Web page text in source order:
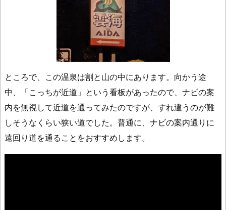
ところで、この温泉は割と山の中にあります。向かう途
中、「こっちが近道」という看板があったので、ナビの案
内を無視して近道を通ってみたのですが、すれ違うのが難
しそうなくらい狭い道でした。普通に、ナビの案内通りに
遠回り道を通ることをおすすめします。